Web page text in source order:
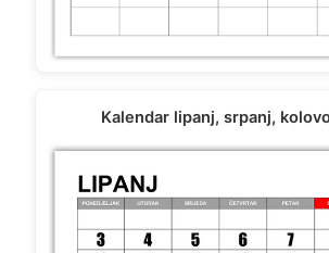
Kalendar lipanj, srpanj,